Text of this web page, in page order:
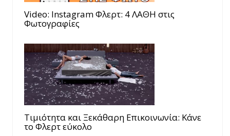
Video: Instagram Φλερτ: 4 ΛΑΘΗ στις
Φωτογραφίες
Τιμιότητα και Ξεκάθαρη Επικοινωνία: Κάνε
το Φλερτ εύκολο